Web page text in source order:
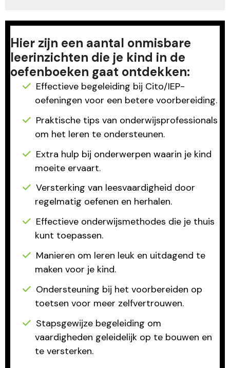
Hier zijn een aantal onmisbare
leerinzichten die je kind in de
oefenboeken gaat ontdekken:
Effectieve begeleiding bij Cito/IEP-
oefeningen voor een betere voorbereiding.
Praktische tips van onderwijsprofessionals
om het leren te ondersteunen.
Extra hulp bij onderwerpen waarin je kind
moeite ervaart.
Versterking van leesvaardigheid door
regelmatig oefenen en herhalen.
Effectieve onderwijsmethodes die je thuis
kunt toepassen.
Manieren om leren leuk en uitdagend te
maken voor je kind.
Ondersteuning bij het voorbereiden op
toetsen voor meer zelfvertrouwen.
Stapsgewijze begeleiding om
vaardigheden geleidelijk op te bouwen en
te versterken.